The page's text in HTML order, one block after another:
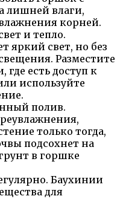
лишней влаги,
корней.
и тепло.
яркий свет, но без
Разместите
есть доступ к
используйте
полив.
только тогда,
подсохнет на
в горшке
Баухинии
для